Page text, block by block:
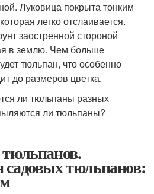
Луковица покрыта тонким
легко отслаивается.
заостренной стороной
в землю. Чем больше
тюльпан, что особенно
до размеров цветка.
тюльпанов: